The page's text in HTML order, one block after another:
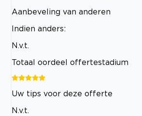
Aanbeveling van anderen
Indien anders:
N.v.t.
Totaal oordeel offertestadium
Uw tips voor deze offerte
N.v.t.